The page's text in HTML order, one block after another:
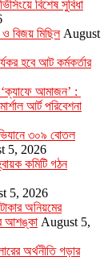
বিশেষ সুবিধা
ও বিজয় মিছিল August
হবে আট কর্মকর্তার
‘ক্যাফে আমাজন’ :
আর্ট পরিবেশনা
৩০৯ বোতল
5, 2026
কমিটি গঠন
5, 2026
অনিয়মের
আশঙ্কা August 5,
অর্থনীতি গড়ার